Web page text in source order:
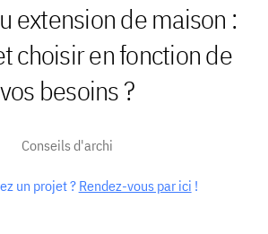
extension de maison :
choisir en fonction de
vos besoins ?
Conseils d'archi
un projet ? Rendez-vous par ici !